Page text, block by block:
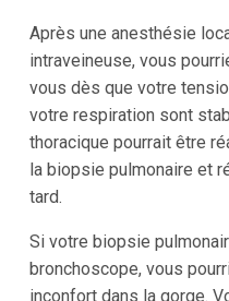
Après une anesthésie
intraveineuse, vous
vous dès que votre
votre respiration sont
thoracique pourrait être
la biopsie pulmonaire et
tard.
Si votre biopsie
bronchoscope, vous
inconfort dans la gorge.